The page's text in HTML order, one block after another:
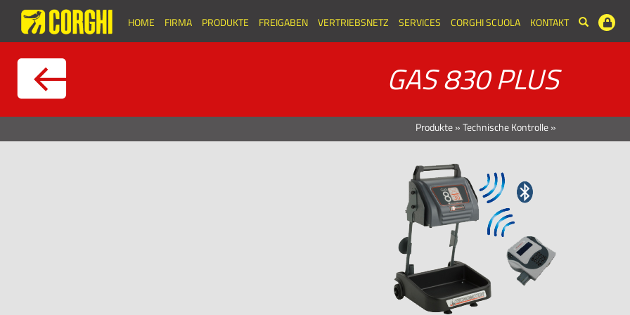
HOME FIRMA PRODUKTE FREIGABEN VERTRIEBSNETZ SERVICES CORGHI SCUOLA KONTAKT
GAS 830 PLUS
Produkte»Technische Kontrolle»